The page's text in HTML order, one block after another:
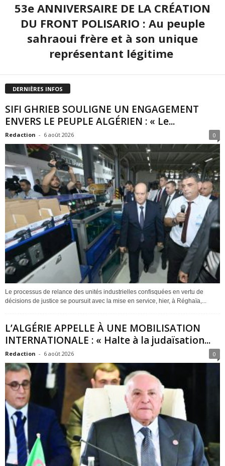
53e ANNIVERSAIRE DE LA CRÉATION
DU FRONT POLISARIO : Au peuple
sahraoui frère et à son unique
représentant légitime
DERNIÈRES INFOS
SIFI GHRIEB SOULIGNE UN ENGAGEMENT
ENVERS LE PEUPLE ALGÉRIEN : « Le...
Redaction - 6 août 2026 0
Le processus de relance des unités industrielles confisquées en vertu de
décisions de justice se poursuit avec la mise en service, hier, à Réghaïa,...
L’ALGÉRIE APPELLE À UNE MOBILISATION
INTERNATIONALE : « Halte à la judaïsation...
Redaction - 6 août 2026 0